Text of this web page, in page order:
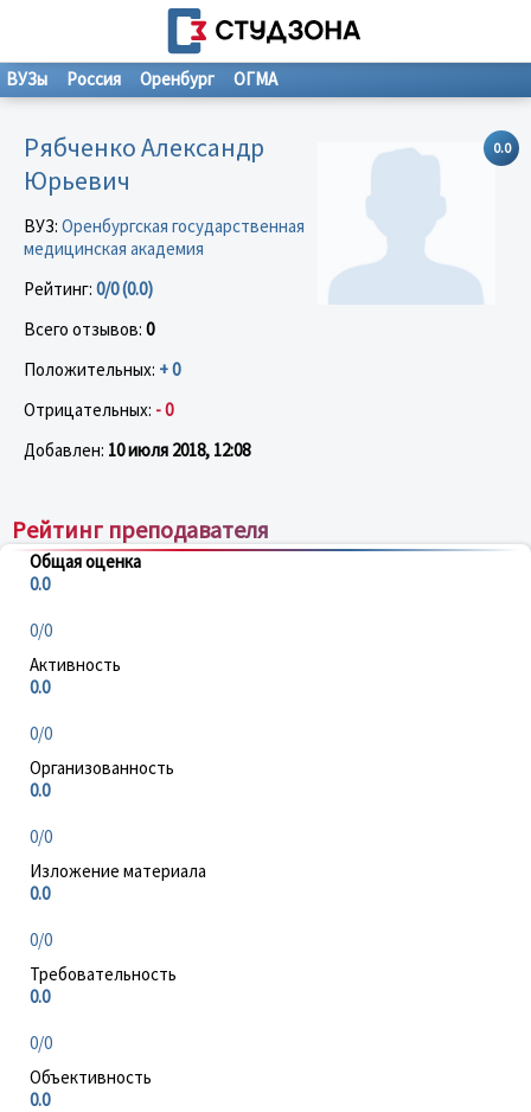
ВУЗы Россия Оренбург ОГМА
0.0
Рябченко Александр
Юрьевич
ВУЗ: Оренбургская государственная
медицинская академия
Рейтинг: 0/0 (0.0)
Всего отзывов: 0
Положительных: + 0
Отрицательных: - 0
Добавлен: 10 июля 2018, 12:08
Рейтинг преподавателя
Общая оценка
0.0
0/0
Активность
0.0
0/0
Организованность
0.0
0/0
Изложение материала
0.0
0/0
Требовательность
0.0
0/0
Объективность
0.0